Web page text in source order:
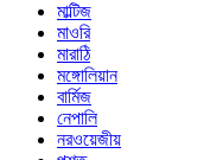
মাল্টিজ
মাওরি
মারাঠি
মঙ্গোলিয়ান
বার্মিজ
নেপালি
নরওয়েজীয়